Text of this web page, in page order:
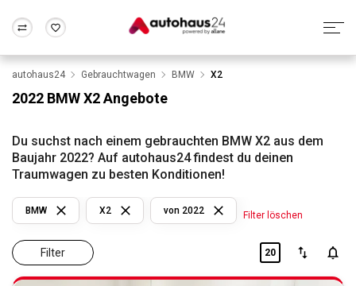
Wir bewerten dein Auto
Alle Fragen & Antworten
Rund um die Inzahlungnahme
Frankfurt Wuppertal
autohaus24 Gebrauchtwagen BMW X2
2022 BMW X2 Angebote
Du suchst nach einem gebrauchten BMW X2 aus dem
Baujahr 2022? Auf autohaus24 findest du deinen
Traumwagen zu besten Konditionen!
Filter
BMW X2 von 2022 Filter löschen
20